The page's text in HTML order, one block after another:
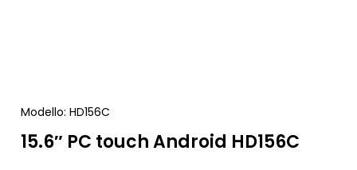
Modello: HD156C
15.6″ PC touch Android HD156C